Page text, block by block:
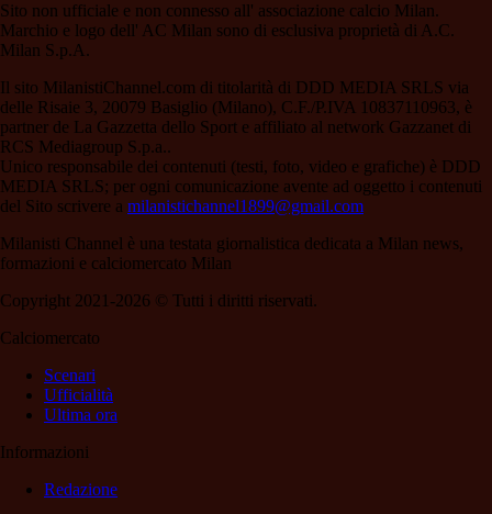
Sito non ufficiale e non connesso all' associazione calcio Milan.
Marchio e logo dell' AC Milan sono di esclusiva proprietà di A.C.
Milan S.p.A.
Il sito MilanistiChannel.com di titolarità di DDD MEDIA SRLS via
delle Risaie 3, 20079 Basiglio (Milano), C.F./P.IVA 10837110963, è
partner de La Gazzetta dello Sport e affiliato al network Gazzanet di
RCS Mediagroup S.p.a..
Unico responsabile dei contenuti (testi, foto, video e grafiche) è DDD
MEDIA SRLS; per ogni comunicazione avente ad oggetto i contenuti
del Sito scrivere a milanistichannel1899@gmail.com
Milanisti Channel è una testata giornalistica dedicata a Milan news,
formazioni e calciomercato Milan
Copyright 2021-2026 © Tutti i diritti riservati.
Calciomercato
Scenari
Ufficialità
Ultima ora
Informazioni
Redazione